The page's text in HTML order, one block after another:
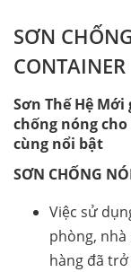
SƠN
CONTAINER
Sơn Thế Hệ
chống nóng
cùng nổi bật
SƠN CHỐNG
Việc sử
phòng, nhà
hàng đã